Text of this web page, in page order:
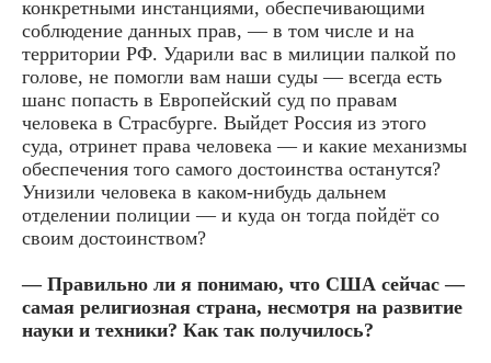
конкретными инстанциями, обеспечивающими
соблюдение данных прав, — в том числе и на
территории РФ. Ударили вас в милиции палкой по
голове, не помогли вам наши суды — всегда есть
шанс попасть в Европейский суд по правам
человека в Страсбурге. Выйдет Россия из этого
суда, отринет права человека — и какие механизмы
обеспечения того самого достоинства останутся?
Унизили человека в каком-нибудь дальнем
отделении полиции — и куда он тогда пойдёт со
своим достоинством?
— Правильно ли я понимаю, что США сейчас —
самая религиозная страна, несмотря на развитие
науки и техники? Как так получилось?